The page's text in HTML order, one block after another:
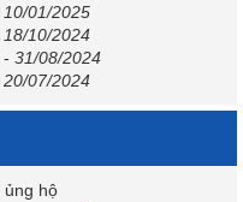
10/01/2025
18/10/2024
- 31/08/2024
20/07/2024